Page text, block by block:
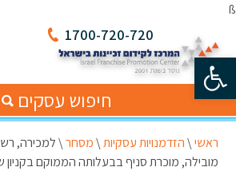
פתח סרגל נגישות
ß
1700-720-720
חיפוש עסקים
ראשי\הזדמנויות עסקיות\מסחר\למכירה,
מובילה, מוכרת סניף בבעלותה הממוקם בקניון